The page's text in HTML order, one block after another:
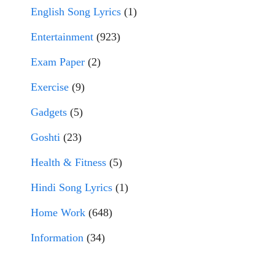
English Song Lyrics (1)
Entertainment (923)
Exam Paper (2)
Exercise (9)
Gadgets (5)
Goshti (23)
Health & Fitness (5)
Hindi Song Lyrics (1)
Home Work (648)
Information (34)